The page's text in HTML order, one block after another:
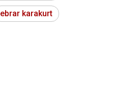
ebrar karakurt